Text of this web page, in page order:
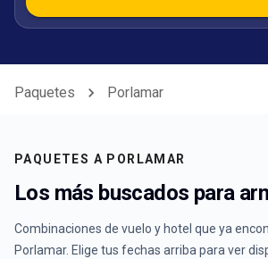
Paquetes Porlamar
PAQUETES A PORLAMAR
Los más buscados para
Combinaciones de vuelo y hotel que ya
Porlamar. Elige tus fechas arriba para ver